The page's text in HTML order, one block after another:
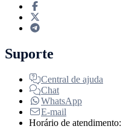
Suporte
Central de ajuda
Chat
WhatsApp
E-mail
Horário de atendimento: